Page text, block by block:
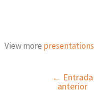
View more presentations
← Entrada
anterior